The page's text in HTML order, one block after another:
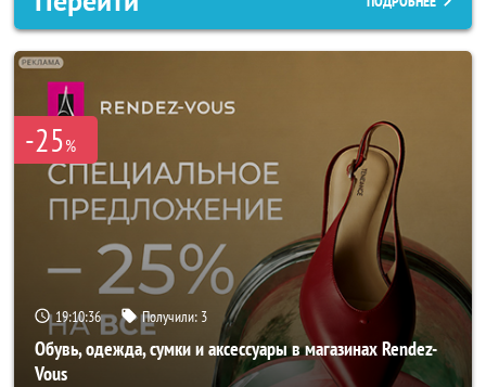
-25%
19:10:34 Получили: 3
Обувь, одежда, сумки и аксессуары в магазинах Rendez-
Vous